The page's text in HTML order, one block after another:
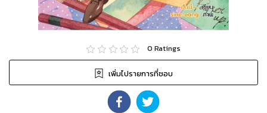
0 Ratings
เพิ่มไปรายการที่ชอบ